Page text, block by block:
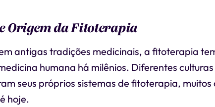
Origem da Fitoterapia
antigas tradições medicinais, a fitoterapia
humana há milênios. Diferentes
seus próprios sistemas de fitoterapia, muitos
hoje.